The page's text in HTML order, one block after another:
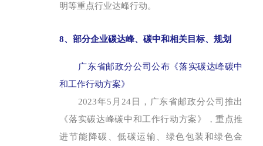
明等重点行业达峰行动。
8、部分企业碳达峰、碳中和相关目标、规划
广东省邮政分公司公布《落实碳达峰碳中
和工作行动方案》
2023年5月24日，广东省邮政分公司推出
《落实碳达峰碳中和工作行动方案》，重点推
进节能降碳、低碳运输、绿色包装和绿色金